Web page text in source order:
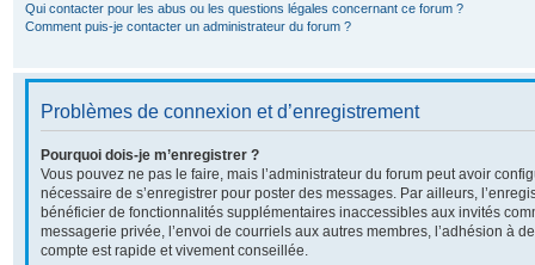
Qui contacter pour les abus ou les questions légales concernant ce forum ?
Comment puis-je contacter un administrateur du forum ?
Problèmes de connexion et d’enregistrement
Pourquoi dois-je m’enregistrer ?
Vous pouvez ne pas le faire, mais l’administrateur du forum peut avoir
nécessaire de s’enregistrer pour poster des messages. Par ailleurs,
bénéficier de fonctionnalités supplémentaires inaccessibles aux invités
messagerie privée, l’envoi de courriels aux autres membres, l’adhésion à
compte est rapide et vivement conseillée.